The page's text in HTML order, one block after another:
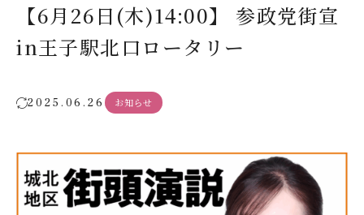
【6月26日(木)14:00】 参政党街宣
in王子駅北口ロータリー
2025.06.26 お知らせ